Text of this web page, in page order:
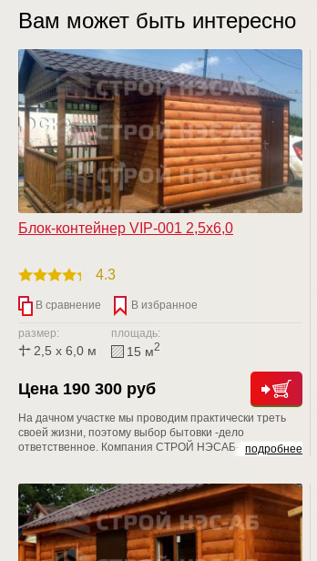
Вам может быть интересно
Блок-контейнер VIP-001 2,5х6,0
4.3
В сравнение В избранное
размер:
2,5 x 6,0 м
площадь:
15 м2
Цена 190 300 руб
подробнее
На дачном участке мы проводим практически треть
своей жизни, поэтому выбор бытовки -дело
ответственное. Компания СТРОЙ НЭСАБ-н дарит
площадку, рассмотрите БЫТОВКИ поближе, уверяем
Вас, что Вы не останетесь равнодушными